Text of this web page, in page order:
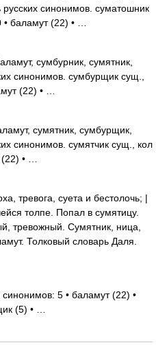
русских синонимов. суматошник
баламут (22) • …
сумбурник, сумятник,
синонимов. сумбурщик сущ.,
(22) • …
сумятник, сумбурщик,
синонимов. сумятчик сущ., кол
• …
тревога, суета и бестолочь; |
толпе. Попал в сумятицу.
тревожный. Сумятник, ница,
Толковый словарь Даля.
5 • баламут (22) •
(5) • …